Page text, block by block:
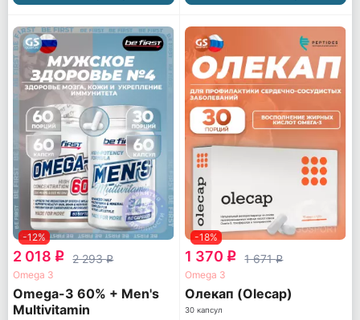
-12%
2 018 q 2 293q
Omega 3
Omega-3 60% + Men's
Multivitamin
-18%
1 370 q 1 671q
Omega 3
Олекап (Olecap)
30 капсул